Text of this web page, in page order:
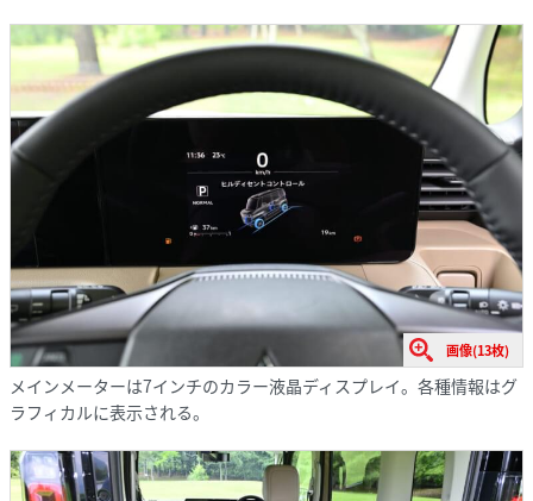
画像(13枚)
メインメーターは7インチのカラー液晶ディスプレイ。各種情報はグ
ラフィカルに表示される。